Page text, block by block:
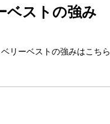
ベストの強み
リーベストの強みはこちら